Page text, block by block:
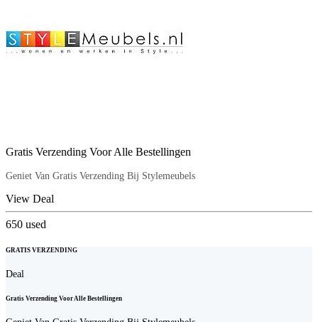
Gratis Verzending Voor Alle Bestellingen
Geniet Van Gratis Verzending Bij Stylemeubels
View Deal
650 used
GRATIS VERZENDING
Deal
Gratis Verzending Voor Alle Bestellingen